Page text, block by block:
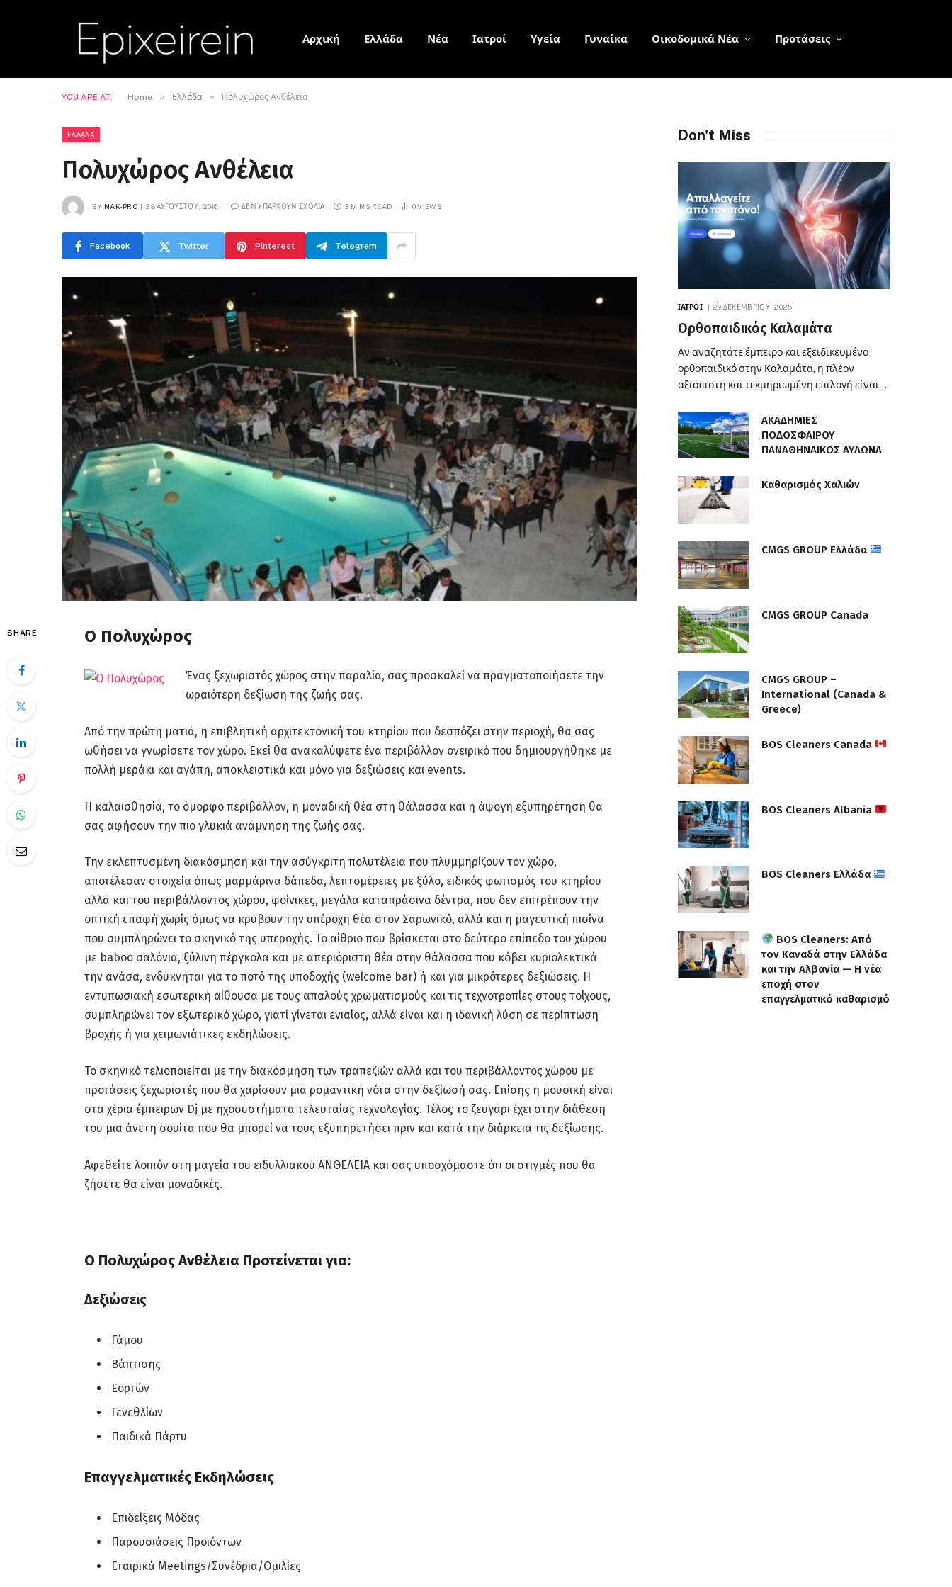
Αρχική Ελλάδα Νέα Ιατροί Υγεία Γυναίκα Οικοδομικά Νέα Προτάσεις
YOU ARE AT: Home » Ελλάδα » Πολυχώρος Ανθέλεια
ΕΛΛΆΔΑ
Πολυχώρος Ανθέλεια
BY NAK-PRO 28 ΑΥΓΟΎΣΤΟΥ, 2016 ΔΕΝ ΥΠΆΡΧΟΥΝ ΣΧΌΛΙΑ 3 MINS READ 0VIEWS
Facebook Twitter Pinterest Telegram
SHARE Ο Πολυχώρος
Ένας ξεχωριστός χώρος στην παραλία, σας προσκαλεί να πραγματοποιήσετε την
ωραιότερη δεξίωση της ζωής σας.
Από την πρώτη ματιά, η επιβλητική αρχιτεκτονική του κτηρίου που δεσπόζει στην περιοχή, θα σας
ωθήσει να γνωρίσετε τον χώρο. Εκεί θα ανακαλύψετε ένα περιβάλλον ονειρικό που δημιουργήθηκε με
πολλή μεράκι και αγάπη, αποκλειστικά και μόνο για δεξιώσεις και events.
Η καλαισθησία, το όμορφο περιβάλλον, η μοναδική θέα στη θάλασσα και η άψογη εξυπηρέτηση θα
σας αφήσουν την πιο γλυκιά ανάμνηση της ζωής σας.
Την εκλεπτυσμένη διακόσμηση και την ασύγκριτη πολυτέλεια που πλυμμηρίζουν τον χώρο,
αποτέλεσαν στοιχεία όπως μαρμάρινα δάπεδα, λεπτομέρειες με ξύλο, ειδικός φωτισμός του κτηρίου
αλλά και του περιβάλλοντος χώρου, φοίνικες, μεγάλα καταπράσινα δέντρα, που δεν επιτρέπουν την
οπτική επαφή χωρίς όμως να κρύβουν την υπέροχη θέα στον Σαρωνικό, αλλά και η μαγευτική πισίνα
που συμπληρώνει το σκηνικό της υπεροχής. Το αίθριο που βρίσκεται στο δεύτερο επίπεδο του χώρου
με baboo σαλόνια, ξύλινη πέργκολα και με απεριόριστη θέα στην θάλασσα που κόβει κυριολεκτικά
την ανάσα, ενδύκνηται για το ποτό της υποδοχής (welcome bar) ή και για μικρότερες δεξιώσεις. Η
εντυπωσιακή εσωτερική αίθουσα με τους απαλούς χρωματισμούς και τις τεχνοτροπίες στους τοίχους,
συμπληρώνει τον εξωτερικό χώρο, γιατί γίνεται ενιαίος, αλλά είναι και η ιδανική λύση σε περίπτωση
βροχής ή για χειμωνιάτικες εκδηλώσεις.
Το σκηνικό τελιοποιείται με την διακόσμηση των τραπεζιών αλλά και του περιβάλλοντος χώρου με
προτάσεις ξεχωριστές που θα χαρίσουν μια ρομαντική νότα στην δεξίωσή σας. Επίσης η μουσική είναι
στα χέρια έμπειρων Dj με ηχοσυστήματα τελευταίας τεχνολογίας. Τέλος το ζευγάρι έχει στην διάθεση
του μια άνετη σουίτα που θα μπορεί να τους εξυπηρετήσει πριν και κατά την διάρκεια τις δεξίωσης.
Αφεθείτε λοιπόν στη μαγεία του ειδυλλιακού ΑΝΘΕΛΕΙΑ και σας υποσχόμαστε ότι οι στιγμές που θα
ζήσετε θα είναι μοναδικές.
Ο Πολυχώρος Ανθέλεια Προτείνεται για:
Δεξιώσεις
Γάμου
Βάπτισης
Εορτών
Γενεθλίων
Παιδικά Πάρτυ
Επαγγελματικές Εκδηλώσεις
Επιδείξεις Μόδας
Παρουσιάσεις Προιόντων
Εταιρικά Meetings/Συνέδρια/Ομιλίες
Don't Miss
ΙΑΤΡΟΊ 29 ΔΕΚΕΜΒΡΊΟΥ, 2025
Ορθοπαιδικός Καλαμάτα
Αν αναζητάτε έμπειρο και εξειδικευμένο
ορθοπαιδικό στην Καλαμάτα, η πλέον
αξιόπιστη και τεκμηριωμένη επιλογή είναι…
ΑΚΑΔΗΜΙΕΣ
ΠΟΔΟΣΦΑΙΡΟΥ
ΠΑΝΑΘΗΝΑΙΚΟΣ ΑΥΛΩΝΑ
Καθαρισμός Χαλιών
CMGS GROUP Ελλάδα
CMGS GROUP Canada
CMGS GROUP –
International (Canada &
Greece)
BOS Cleaners Canada
BOS Cleaners Albania
BOS Cleaners Ελλάδα
BOS Cleaners: Από
τον Καναδά στην Ελλάδα
και την Αλβανία — Η νέα
εποχή στον
επαγγελματικό καθαρισμό